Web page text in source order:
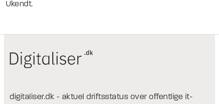
Ukendt.
digitaliser.dk - aktuel driftsstatus over offentlige it-